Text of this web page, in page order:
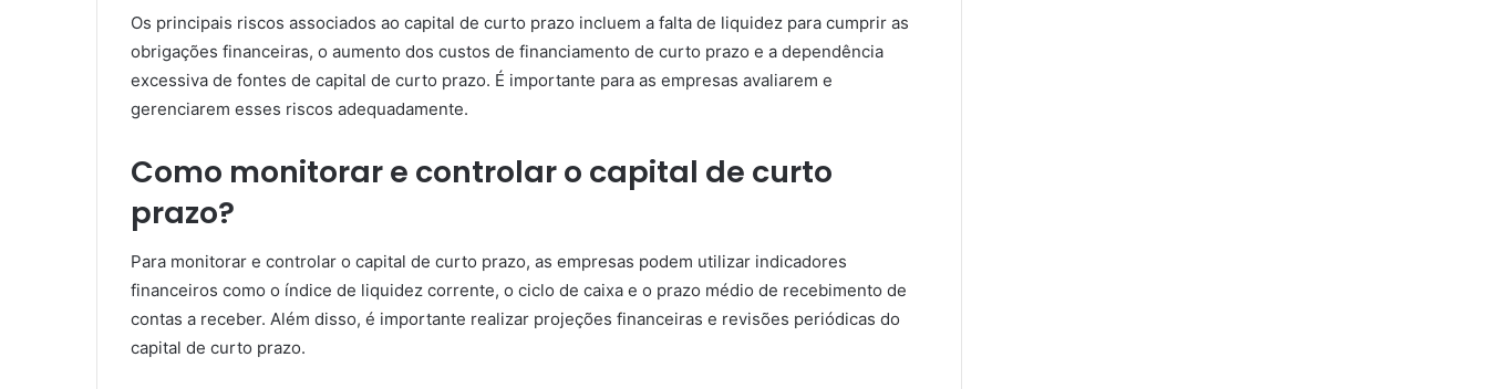
Os principais riscos associados ao capital de curto prazo incluem a falta de liquidez para cumprir as
obrigações financeiras, o aumento dos custos de financiamento de curto prazo e a dependência
excessiva de fontes de capital de curto prazo. É importante para as empresas avaliarem e
gerenciarem esses riscos adequadamente.
Como monitorar e controlar o capital de curto
prazo?
Para monitorar e controlar o capital de curto prazo, as empresas podem utilizar indicadores
financeiros como o índice de liquidez corrente, o ciclo de caixa e o prazo médio de recebimento de
contas a receber. Além disso, é importante realizar projeções financeiras e revisões periódicas do
capital de curto prazo.